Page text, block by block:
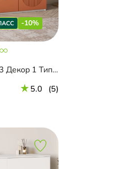
-10%
Комод Лесама-2.3 Декор 1 Тип 1
5.0 (5)